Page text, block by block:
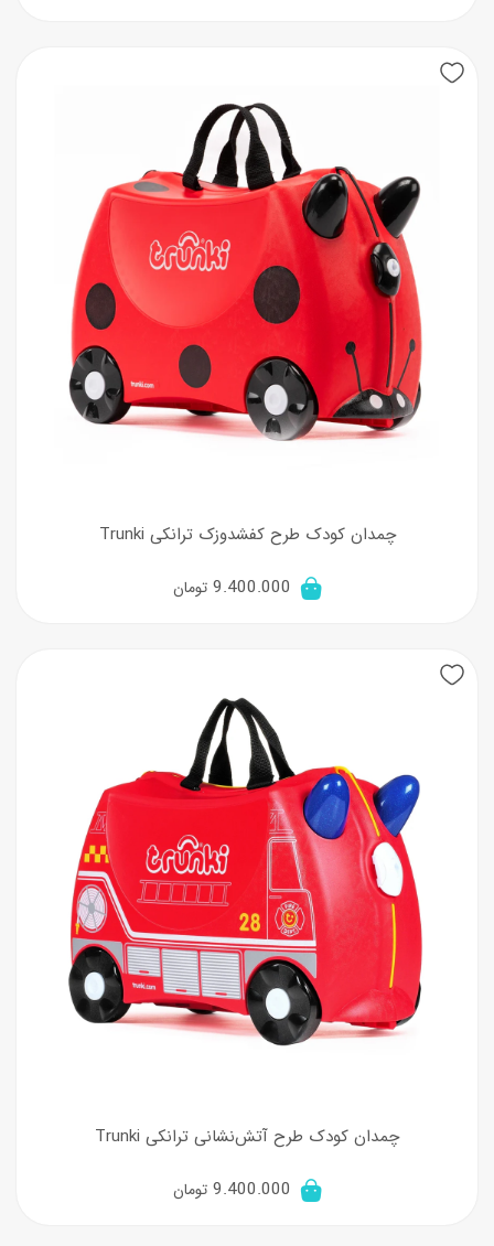
چمدان کودک طرح کفشدوزک ترانکی Trunki
9.400.000 تومان
چمدان کودک طرح آتش‌نشانی ترانکی Trunki
9.400.000 تومان